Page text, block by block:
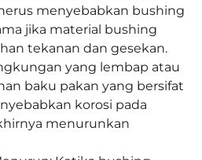
menyebabkan bushing
jika material bushing
tekanan dan gesekan.
yang lembap atau
baku pakan yang bersifat
korosi pada
menurunkan